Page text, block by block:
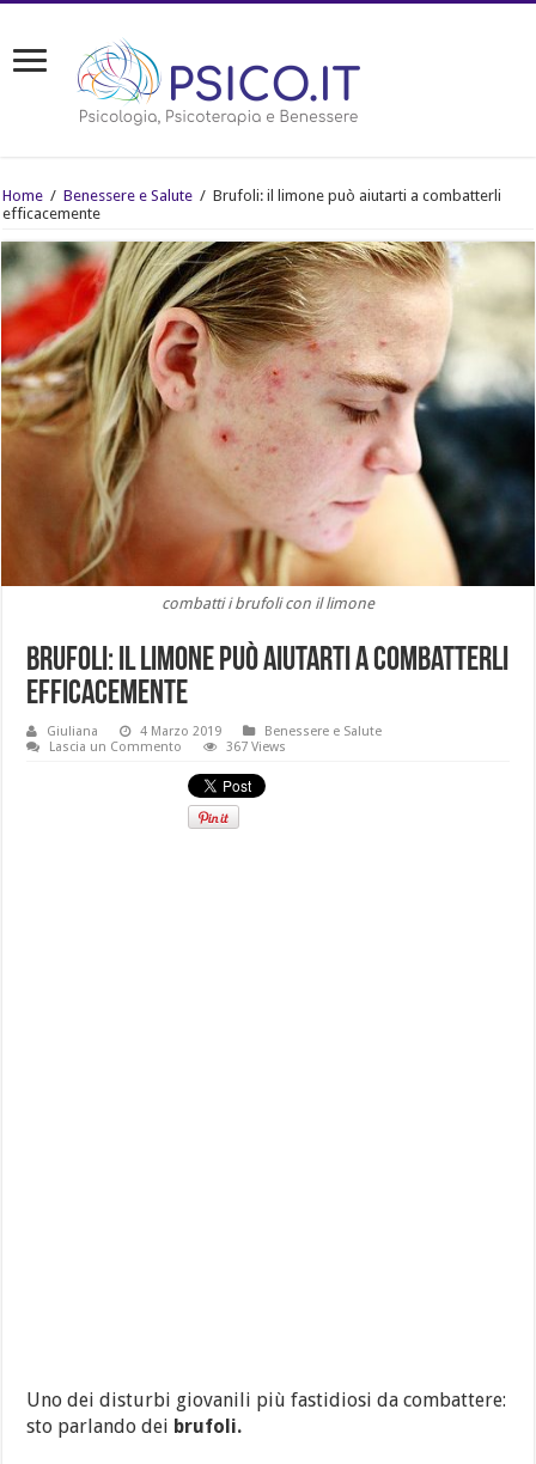
Home / Benessere e Salute / Brufoli: il limone può aiutarti a combatterli
efficacemente
combatti i brufoli con il limone
Brufoli: il limone può aiutarti a combatterli
efficacemente
Giuliana 4 Marzo 2019
Benessere e Salute
Lascia un Commento
367 Views
Uno dei disturbi giovanili più fastidiosi da combattere:
sto parlando dei brufoli.